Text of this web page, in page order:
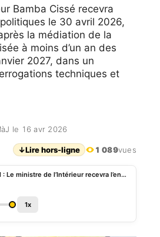
Bamba Cissé recevra
le 30 avril 2026,
la médiation de la
à moins d’un an des
2027, dans un
techniques et
le 16 avr 2026
↓Lire hors-ligne 1 089vues
Sénégal : Le ministre de l’Intérieur recevra l’ensemble des partis politiques le 30 avril
1x